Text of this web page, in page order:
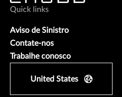
Quick links
Aviso de Sinistro
Contate-nos
Trabalhe conosco
United States